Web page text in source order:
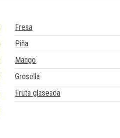
Fresa
Piña
Mango
Grosella
Fruta glaseada